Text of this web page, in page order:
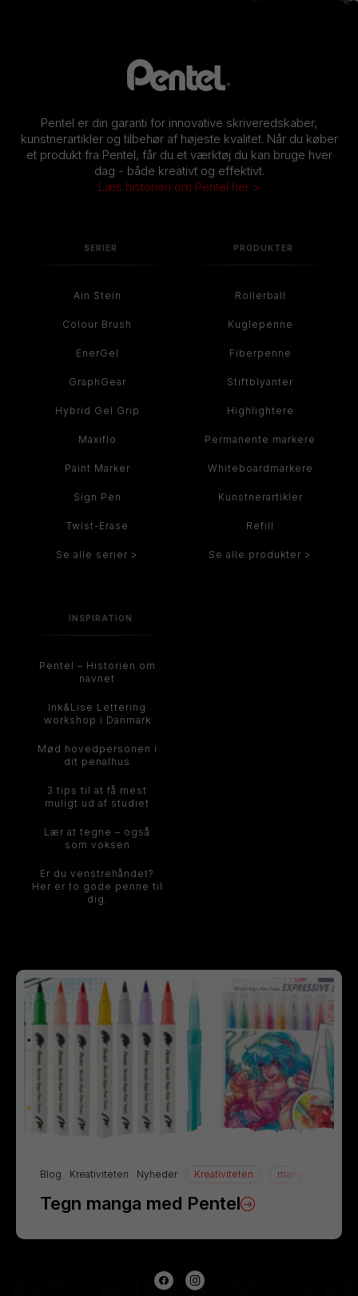
Pentel er din garanti for innovative skriveredskaber,
kunstnerartikler og tilbehør af højeste kvalitet. Når du køber
et produkt fra Pentel, får du et værktøj du kan bruge hver
dag - både kreativt og effektivt.
Læs historien om Pentel her >
Blog Kreativiteten Nyheder Kreativiteten manga
Tegn manga med Pentel
SERIER
Ain Stein
Colour Brush
EnerGel
GraphGear
Hybrid Gel Grip
Maxiflo
Paint Marker
Sign Pen
Twist-Erase
Se alle serier >
PRODUKTER
Rollerball
Kuglepenne
Fiberpenne
Stiftblyanter
Highlightere
Permanente markere
Whiteboardmarkere
Kunstnerartikler
Refill
Se alle produkter >
INSPIRATION
Pentel – Historien om
navnet
Ink&Lise Lettering
workshop i Danmark
Mød hovedpersonen i
dit penalhus
3 tips til at få mest
muligt ud af studiet
Lær at tegne – også
som voksen
Er du venstrehåndet?
Her er to gode penne til
dig.